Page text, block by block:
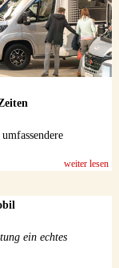
weiter lesen
ein echtes